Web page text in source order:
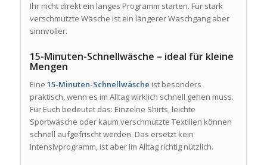
Ihr nicht direkt ein langes Programm starten. Für stark
verschmutzte Wäsche ist ein längerer Waschgang aber
sinnvoller.
15-Minuten-Schnellwäsche – ideal für kleine
Mengen
Eine 15-Minuten-Schnellwäsche ist besonders
praktisch, wenn es im Alltag wirklich schnell gehen muss.
Für Euch bedeutet das: Einzelne Shirts, leichte
Sportwäsche oder kaum verschmutzte Textilien können
schnell aufgefrischt werden. Das ersetzt kein
Intensivprogramm, ist aber im Alltag richtig nützlich.